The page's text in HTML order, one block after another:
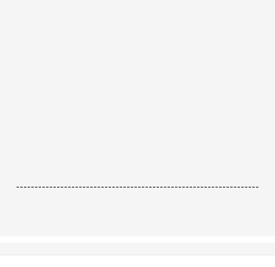
------------------------------------------------------------------